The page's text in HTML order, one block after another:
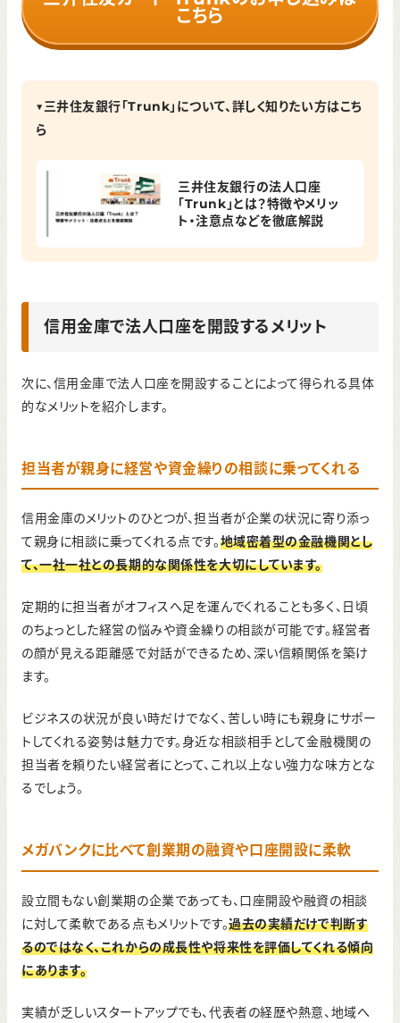
こちら
▼三井住友銀行「Trunk」について、詳しく知りたい方はこち
ら
三井住友銀行の法人口座
「Trunk」とは？特徴やメリッ
ト・注意点などを徹底解説
信用金庫で法人口座を開設するメリット
次に、信用金庫で法人口座を開設することによって得られる具体
的なメリットを紹介します。
担当者が親身に経営や資金繰りの相談に乗ってくれる
信用金庫のメリットのひとつが、担当者が企業の状況に寄り添っ
て親身に相談に乗ってくれる点です。地域密着型の金融機関とし
て、一社一社との長期的な関係性を大切にしています。
定期的に担当者がオフィスへ足を運んでくれることも多く、日頃
のちょっとした経営の悩みや資金繰りの相談が可能です。経営者
の顔が見える距離感で対話ができるため、深い信頼関係を築け
ます。
ビジネスの状況が良い時だけでなく、苦しい時にも親身にサポー
トしてくれる姿勢は魅力です。身近な相談相手として金融機関の
担当者を頼りたい経営者にとって、これ以上ない強力な味方とな
るでしょう。
メガバンクに比べて創業期の融資や口座開設に柔軟
設立間もない創業期の企業であっても、口座開設や融資の相談
に対して柔軟である点もメリットです。過去の実績だけで判断す
るのではなく、これからの成長性や将来性を評価してくれる傾向
にあります。
実績が乏しいスタートアップでも、代表者の経歴や熱意、地域へ